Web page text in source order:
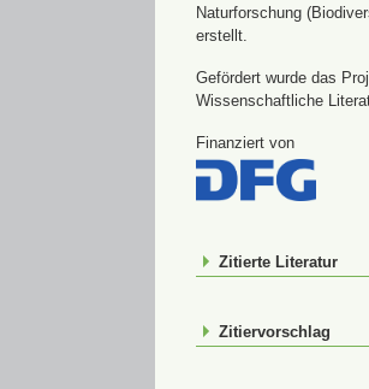
Naturforschung
erstellt.
Gefördert wurde das
Wissenschaftliche
Finanziert von
Zitierte Literatur
Zitiervorschlag